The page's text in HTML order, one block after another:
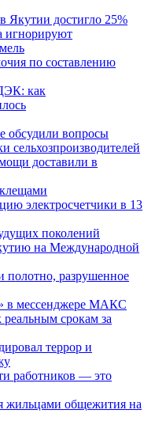
Якутии достигло 25%
игнорируют
по составлению
как
обсудили вопросы
сельхозпроизводителей
доставили в
электросчетчики в 13
поколений
на Международной
полотно, разрушенное
в мессенджере МАКС
срокам за
террор и
работников — это
жильцами общежития на